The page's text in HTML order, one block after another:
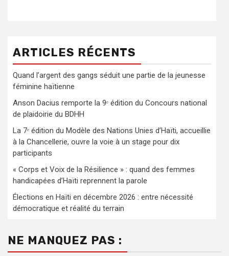
ARTICLES RÉCENTS
Quand l’argent des gangs séduit une partie de la jeunesse
féminine haïtienne
Anson Dacius remporte la 9ᵉ édition du Concours national
de plaidoirie du BDHH
La 7ᵉ édition du Modèle des Nations Unies d’Haïti, accueillie
à la Chancellerie, ouvre la voie à un stage pour dix
participants
« Corps et Voix de la Résilience » : quand des femmes
handicapées d’Haïti reprennent la parole
Élections en Haïti en décembre 2026 : entre nécessité
démocratique et réalité du terrain
NE MANQUEZ PAS :